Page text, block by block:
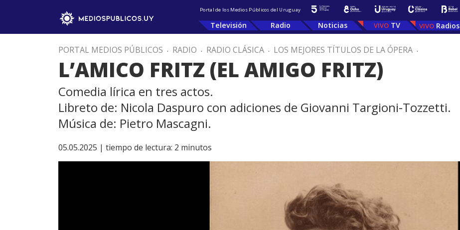
Portal de los Medios Públicos del Uruguay
Televisión Radio Noticias TV Radios
PORTAL MEDIOS PÚBLICOS . RADIO . RADIO CLÁSICA . LOS MEJORES TÍTULOS DE LA ÓPERA .
L’AMICO FRITZ (EL AMIGO FRITZ)
Comedia lírica en tres actos.
Libreto de: Nicola Daspuro con adiciones de Giovanni Targioni-Tozzetti.
Música de: Pietro Mascagni.
05.05.2025 | tiempo de lectura: 2 minutos